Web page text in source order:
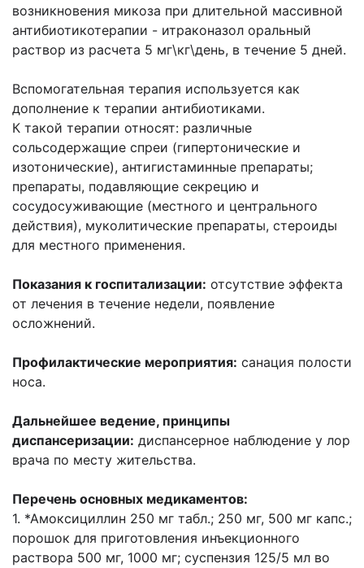
возникновения микоза при длительной массивной
антибиотикотерапии - итраконазол оральный
раствор из расчета 5 мг\кг\день, в течение 5 дней.
Вспомогательная терапия используется как
дополнение к терапии антибиотиками.
К такой терапии относят: различные
сольсодержащие спреи (гипертонические и
изотонические), антигистаминные препараты;
препараты, подавляющие секрецию и
сосудосуживающие (местного и центрального
действия), муколитические препараты, стероиды
для местного применения.
Показания к госпитализации: отсутствие эффекта
от лечения в течение недели, появление
осложнений.
Профилактические мероприятия: санация полости
носа.
Дальнейшее ведение, принципы
диспансеризации: диспансерное наблюдение у лор
врача по месту жительства.
Перечень основных медикаментов:
1. *Амоксициллин 250 мг табл.; 250 мг, 500 мг капс.;
порошок для приготовления инъекционного
раствора 500 мг, 1000 мг; суспензия 125/5 мл во